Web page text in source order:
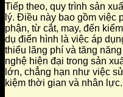
Tiếp theo, quy trình sản
lý. Điều này bao gồm việc
phận, từ cắt, may, đến
dụ điển hình là việc áp
thiểu lãng phí và tăng
nghệ hiện đại trong sản
lớn, chẳng hạn như việc
kiệm thời gian và nhân lực.